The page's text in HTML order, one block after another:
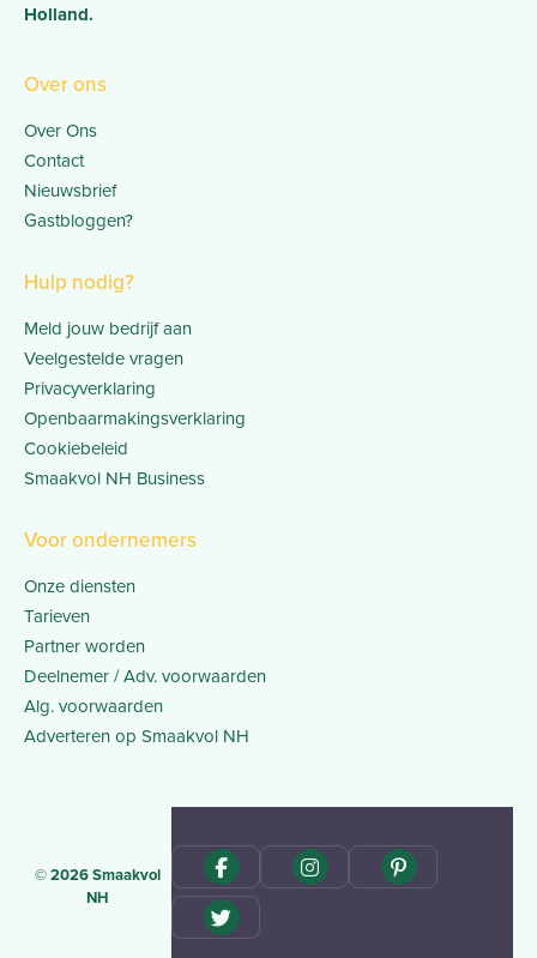
Holland.
Over ons
Over Ons
Contact
Nieuwsbrief
Gastbloggen?
Hulp nodig?
Meld jouw bedrijf aan
Veelgestelde vragen
Privacyverklaring
Openbaarmakingsverklaring
Cookiebeleid
Smaakvol NH Business
Voor ondernemers
Onze diensten
Tarieven
Partner worden
Deelnemer / Adv. voorwaarden
Alg. voorwaarden
Adverteren op Smaakvol NH
© 2026 Smaakvol
NH